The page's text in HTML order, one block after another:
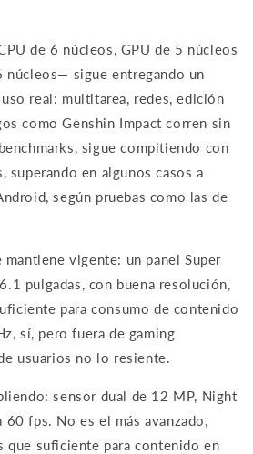
de 6 núcleos, GPU de 5 núcleos
núcleos— sigue entregando un
real: multitarea, redes, edición
como Genshin Impact corren sin
sigue compitiendo con
superando en algunos casos a
según pruebas como las de
mantiene vigente: un panel Super
pulgadas, con buena resolución,
para consumo de contenido
sí, pero fuera de gaming
usuarios no lo resiente.
sensor dual de 12 MP, Night
fps. No es el más avanzado,
que suficiente para contenido en